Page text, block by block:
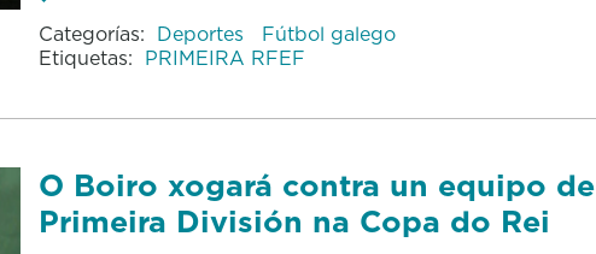
Categorías: Deportes
Fútbol galego
Etiquetas: PRIMEIRA RFEF
O Boiro xogará contra un equipo de
Primeira División na Copa do Rei